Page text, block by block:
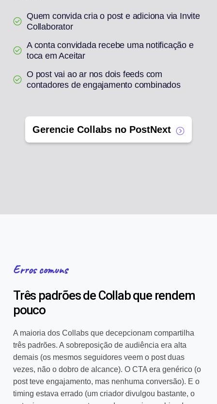
Quem convida cria o post e adiciona via Invite
Collaborator
A conta convidada recebe uma notificação e
toca em Aceitar
O post vai ao ar nos dois feeds com
contadores de engajamento combinados
Gerencie Collabs no PostNext
Erros comuns
Três padrões de Collab que rendem
pouco
A maioria dos Collabs que decepcionam compartilha
três padrões. A sobreposição de audiência era alta
demais (os mesmos seguidores veem o post duas
vezes, não o dobro de alcance). O CTA era genérico (o
post teve engajamento, mas nenhuma conversão). E o
timing estava errado (um criador divulgou bastante, o